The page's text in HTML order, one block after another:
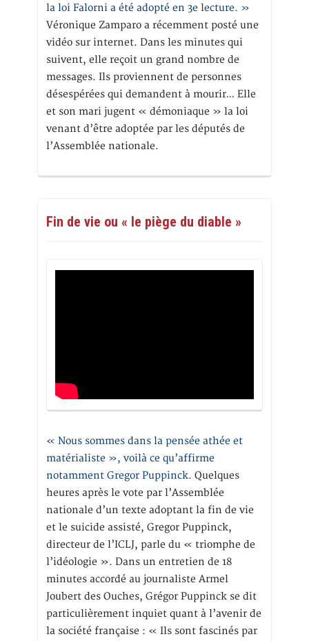
la loi Falorni a été adopté en 3e lecture. »
Véronique Zamparo a récemment posté une
vidéo sur internet. Dans les minutes qui
suivent, elle reçoit un grand nombre de
messages. Ils proviennent de personnes
désespérées qui demandent à mourir… Elle
et son mari jugent « démoniaque » la loi
venant d’être adoptée par les députés de
l’Assemblée nationale.
Fin de vie ou « le piège du diable »
« Nous sommes dans la pensée athée et
matérialiste », voilà ce qu’affirme
notamment Gregor Puppinck. Quelques
heures après le vote par l’Assemblée
nationale d’un texte adoptant la fin de vie
et le suicide assisté, Gregor Puppinck,
directeur de l’ICLJ, parle du « triomphe de
l’idéologie ». Dans un entretien de 18
minutes accordé au journaliste Armel
Joubert des Ouches, Grégor Puppinck se dit
particulièrement inquiet quant à l’avenir de
la société française : « Ils sont fascinés par